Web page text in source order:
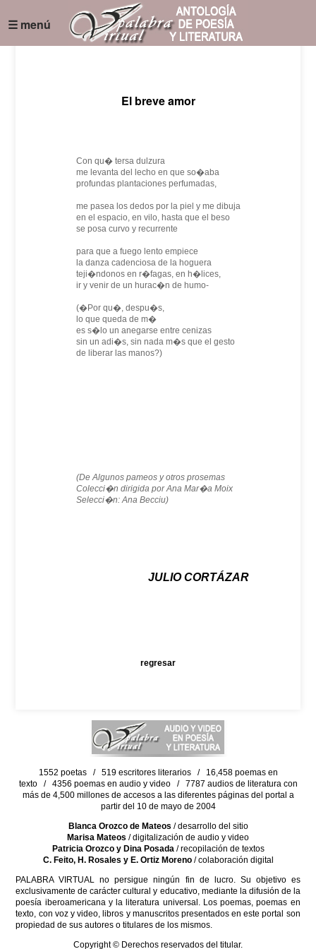
☰ menú
El breve amor
Con qu� tersa dulzura
me levanta del lecho en que so�aba
profundas plantaciones perfumadas,
me pasea los dedos por la piel y me dibuja
en el espacio, en vilo, hasta que el beso
se posa curvo y recurrente
para que a fuego lento empiece
la danza cadenciosa de la hoguera
teji�ndonos en r�fagas, en h�lices,
ir y venir de un hurac�n de humo-
(�Por qu�, despu�s,
lo que queda de m�
es s�lo un anegarse entre cenizas
sin un adi�s, sin nada m�s que el gesto
de liberar las manos?)
(De Algunos pameos y otros prosemas
Colecci�n dirigida por Ana Mar�a Moix
Selecci�n: Ana Becciu)
JULIO CORTÁZAR
regresar
1552 poetas / 519 escritores literarios / 16,458 poemas en
texto / 4356 poemas en audio y video / 7787 audios de literatura con
más de 4,500 millones de accesos a las diferentes páginas del portal a
partir del 10 de mayo de 2004
Blanca Orozco de Mateos / desarrollo del sitio
Marisa Mateos / digitalización de audio y video
Patricia Orozco y Dina Posada/ recopilación de textos
C. Feito, H. Rosales y E. Ortiz Moreno/ colaboración digital
PALABRA VIRTUAL no persigue ningún fin de lucro. Su objetivo es
exclusivamente de carácter cultural y educativo, mediante la difusión de la
poesía iberoamericana y la literatura universal. Los poemas, poemas en
texto, con voz y video, libros y manuscritos presentados en este portal son
propiedad de sus autores o titulares de los mismos.
Copyright © Derechos reservados del titular.